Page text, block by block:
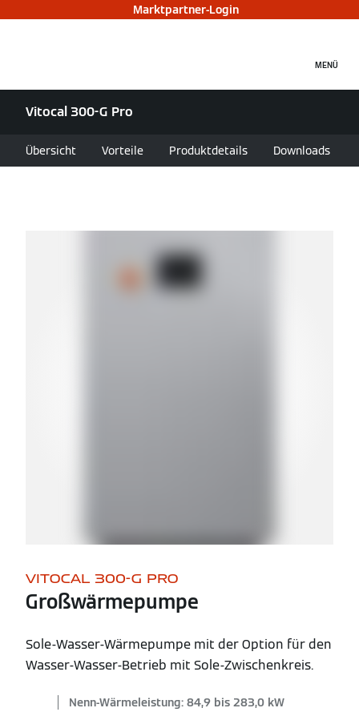
Marktpartner-Login
MENÜ
Vitocal 300-G Pro
Übersicht Vorteile Produktdetails Downloads
VITOCAL 300-G PRO
Großwärmepumpe
Sole-Wasser-Wärmepumpe mit der Option für den
Wasser-Wasser-Betrieb mit Sole-Zwischenkreis.
Nenn-Wärmeleistung: 84,9 bis 283,0 kW